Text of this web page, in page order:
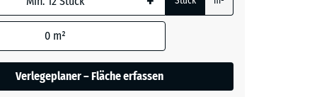
+ 0,60 €
0 m²
Verlegeplaner – Fläche erfassen